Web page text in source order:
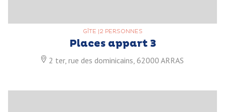
GÎTE |2 PERSONNES
Places appart 3
2 ter, rue des dominicains, 62000 ARRAS